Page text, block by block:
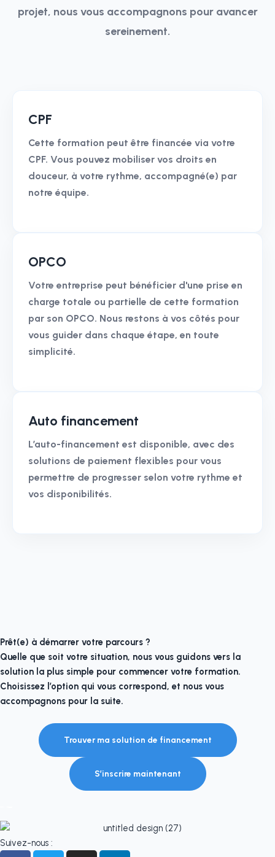
projet, nous vous accompagnons pour avancer
sereinement.
CPF
Cette formation peut être financée via votre
CPF. Vous pouvez mobiliser vos droits en
douceur, à votre rythme, accompagné(e) par
notre équipe.
OPCO
Votre entreprise peut bénéficier d'une prise en
charge totale ou partielle de cette formation
par son OPCO. Nous restons à vos côtés pour
vous guider dans chaque étape, en toute
simplicité.
Auto financement
L’auto-financement est disponible, avec des
solutions de paiement flexibles pour vous
permettre de progresser selon votre rythme et
vos disponibilités.
Prêt(e) à démarrer votre parcours ?
Quelle que soit votre situation, nous vous guidons vers la
solution la plus simple pour commencer votre formation.
Choisissez l’option qui vous correspond, et nous vous
accompagnons pour la suite.
Trouver ma solution de financement
S’inscrire maintenant
Suivez-nous :